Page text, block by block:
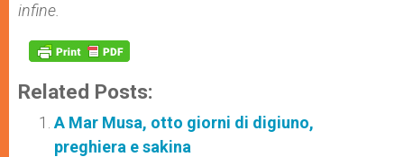
infine.
Related Posts:
A Mar Musa, otto giorni di digiuno,
preghiera e sakina